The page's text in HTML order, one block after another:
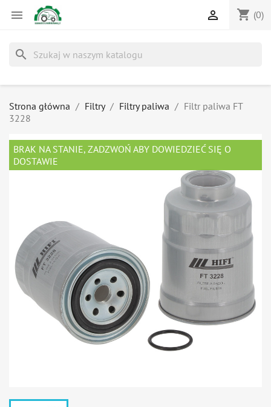
 shopping_cart (0)

search
Strona główna Filtry Filtry paliwa
Filtr paliwa FT
3228
BRAK NA STANIE, ZADZWOŃ ABY DOWIEDZIEĆ SIĘ O
DOSTAWIE